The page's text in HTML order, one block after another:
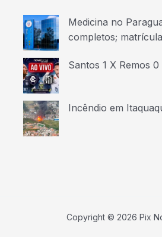
Medicina no
completos;
Santos 1 X Remos
Incêndio em
Copyright © 2026 Pix